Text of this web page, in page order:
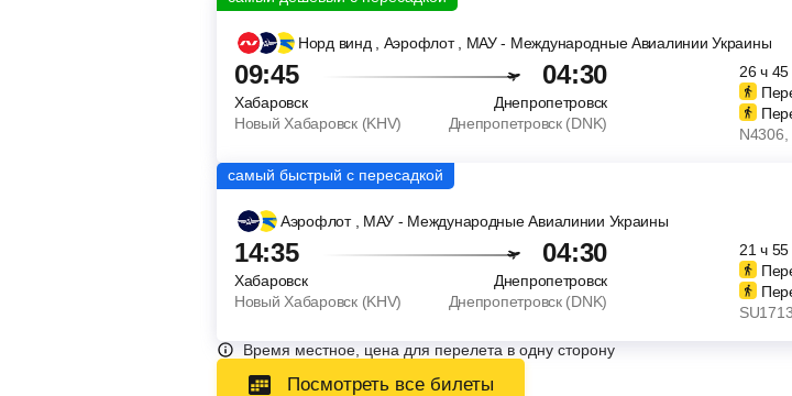
Норд винд , Аэрофлот , МАУ - Международные Авиалинии Украины
09:45 04:30
Хабаровск
Днепропетровск
Новый Хабаровск (KHV)
Днепропетровск (DNK)
26ч45
N4306
Аэрофлот , МАУ - Международные Авиалинии Украины
14:35 04:30
Хабаровск
Днепропетровск
Новый Хабаровск (KHV)
Днепропетровск (DNK)
21ч55
SU1713
Время местное, цена для перелета в одну сторону
Посмотреть все билеты